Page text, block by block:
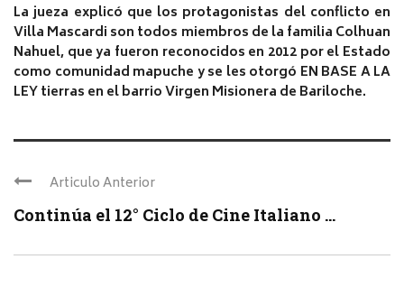
La jueza explicó que los protagonistas del conflicto en
Villa Mascardi son todos miembros de la familia Colhuan
Nahuel, que ya fueron reconocidos en 2012 por el Estado
como comunidad mapuche y se les otorgó EN BASE A LA
LEY tierras en el barrio Virgen Misionera de Bariloche.
Articulo Anterior
Continúa el 12° Ciclo de Cine Italiano ...